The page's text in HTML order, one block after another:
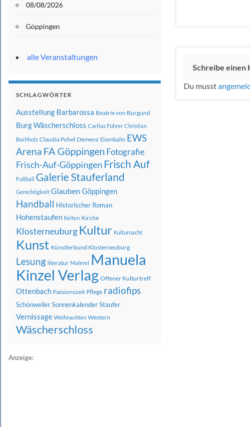
Schreibe einen
Du musst
08/08/2026
Göppingen
alle Veranstaltungen
SCHLAGWÖRTER
Ausstellung Barbarossa Beatrix von Burgund
Burg Wäscherschloss Caritas Führer Christian
Buchholz Claudia Pohel Demenz Eisenbahn EWS
Arena FA Göppingen Fotografie
Frisch-Auf-Göppingen Frisch Auf
Fußball Galerie Stauferland
Gerechtigkeit Glauben Göppingen
Handball Historischer Roman
Hohenstaufen Kelten Kirche
Klosterneuburg Kultur Kulturnacht
Kunst Künstlerbund Klosterneuburg
Lesung literatur Malerei Manuela
Kinzel Verlag Offener Kulturtreff
Ottenbach Passionszeit Pflege radiofips
SchönweilerSonnenkalenderStaufer
Vernissage Weihnachten Western
Wäscherschloss
Anzeige: